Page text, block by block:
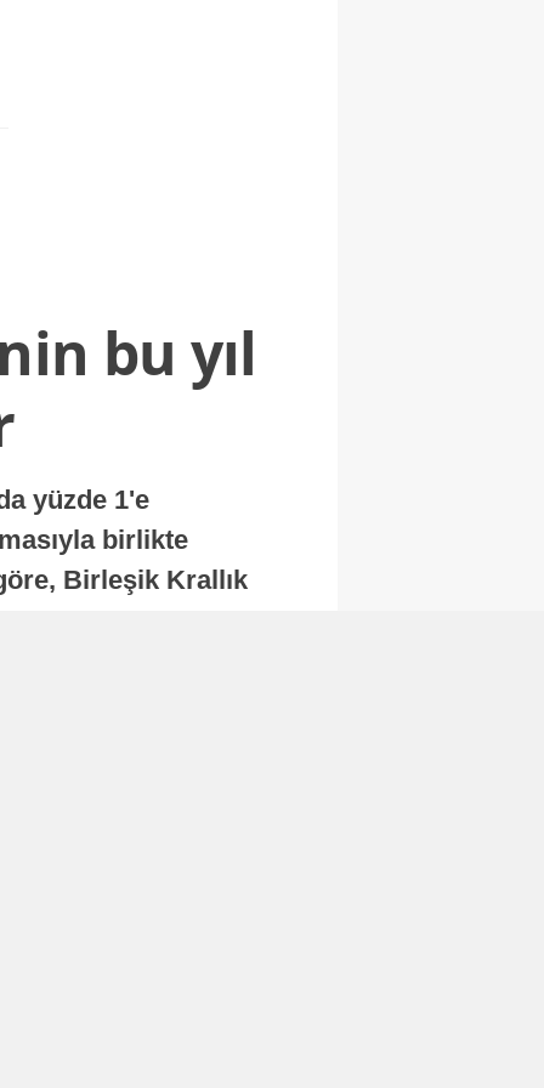
bu yıl
yüzde 1'e
birlikte
Birleşik Krallık